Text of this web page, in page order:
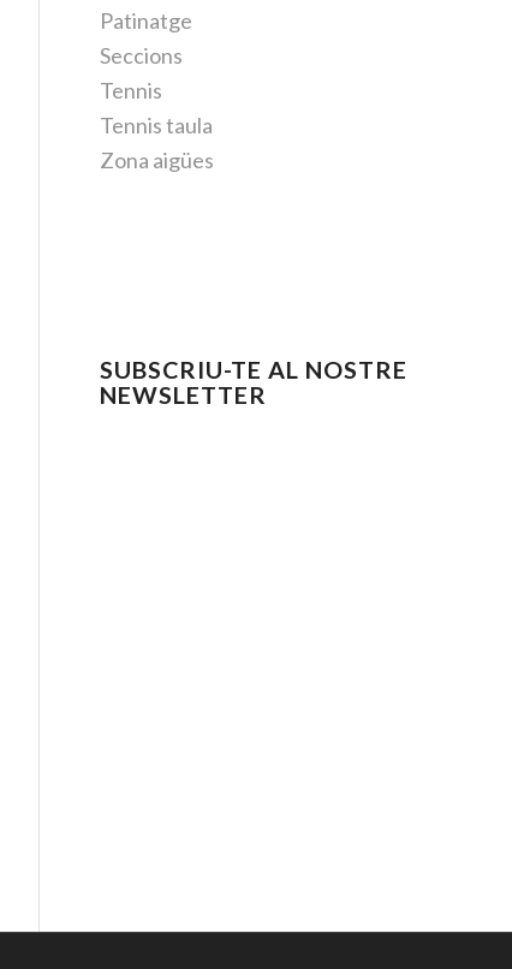
Patinatge
Seccions
Tennis
Tennis taula
Zona aigües
SUBSCRIU-TE AL NOSTRE
NEWSLETTER